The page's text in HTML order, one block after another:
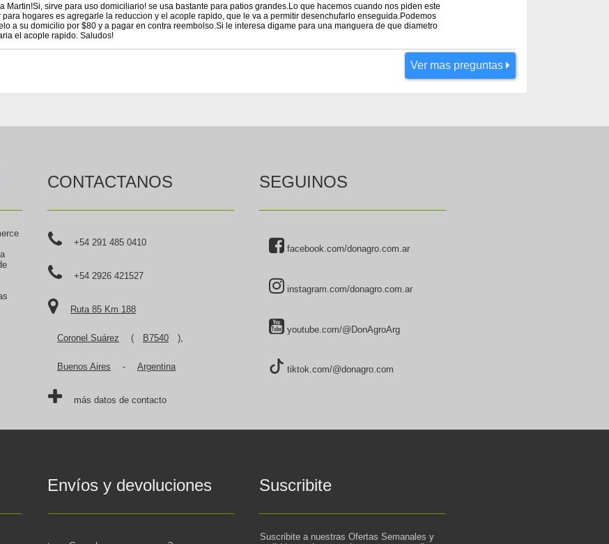
Martin!Si, sirve para uso domiciliario! se usa bastante para patios grandes.Lo que hacemos cuando nos piden este
para hogares es agregarle la reduccion y el acople rapido, que le va a permitir desenchufarlo enseguida.Podemos
a su domicilio por $80 y a pagar en contra reembolso.Si le interesa digame para una manguera de que diametro
el acople rapido. Saludos!
Ver mas preguntas
CONTACTANOS
+54 291 485 0410
+54 2926 421527
Ruta 85 Km 188
Coronel Suárez ( B7540 ),
Buenos Aires - Argentina
más datos de contacto
SEGUINOS
facebook.com/donagro.com.ar
instagram.com/donagro.com.ar
youtube.com/@DonAgroArg
tiktok.com/@donagro.com
Envíos y devoluciones Suscribite
Suscribite a nuestras Ofertas Semanales y